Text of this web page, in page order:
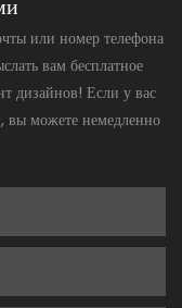
или номер телефона
вам бесплатное
дизайнов! Если у вас
вы можете немедленно